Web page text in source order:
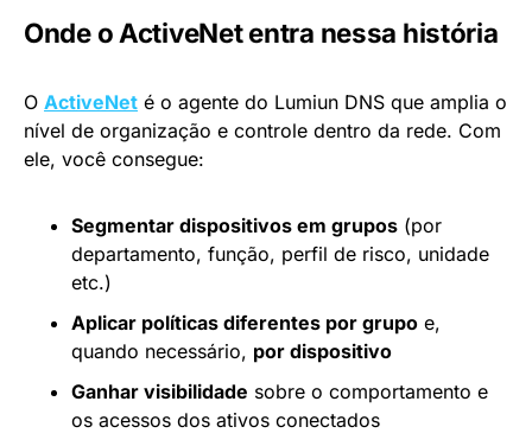
Onde o ActiveNet entra nessa história
O ActiveNet é o agente do Lumiun DNS que amplia o
nível de organização e controle dentro da rede. Com
ele, você consegue:
Segmentar dispositivos em grupos (por
departamento, função, perfil de risco, unidade
etc.)
Aplicar políticas diferentes por grupo e,
quando necessário, por dispositivo
Ganhar visibilidade sobre o comportamento e
os acessos dos ativos conectados